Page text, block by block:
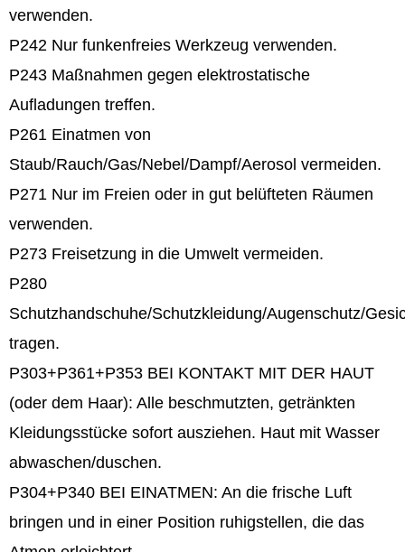
verwenden.
P242 Nur funkenfreies Werkzeug verwenden.
P243 Maßnahmen gegen elektrostatische
Aufladungen treffen.
P261 Einatmen von
Staub/Rauch/Gas/Nebel/Dampf/Aerosol vermeiden.
P271 Nur im Freien oder in gut belüfteten Räumen
verwenden.
P273 Freisetzung in die Umwelt vermeiden.
P280
Schutzhandschuhe/Schutzkleidung/Augenschutz/
tragen.
P303+P361+P353 BEI KONTAKT MIT DER HAUT
(oder dem Haar): Alle beschmutzten, getränkten
Kleidungsstücke sofort ausziehen. Haut mit Wasser
abwaschen/duschen.
P304+P340 BEI EINATMEN: An die frische Luft
bringen und in einer Position ruhigstellen, die das